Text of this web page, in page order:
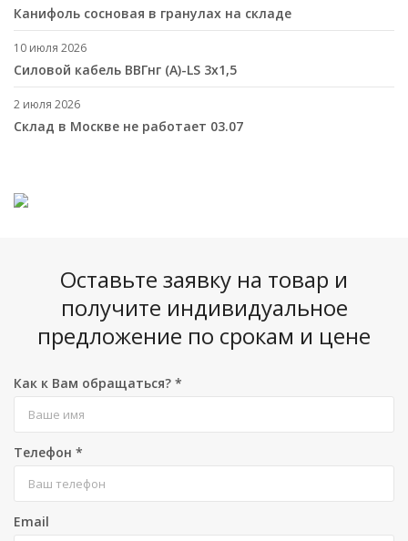
Канифоль сосновая в гранулах на складе
10 июля 2026
Cиловой кабель ВВГнг (A)-LS 3х1,5
2 июля 2026
Склад в Москве не работает 03.07
Оставьте заявку на товар и
получите индивидуальное
предложение по срокам и цене
Как к Вам обращаться? *
Телефон *
Email